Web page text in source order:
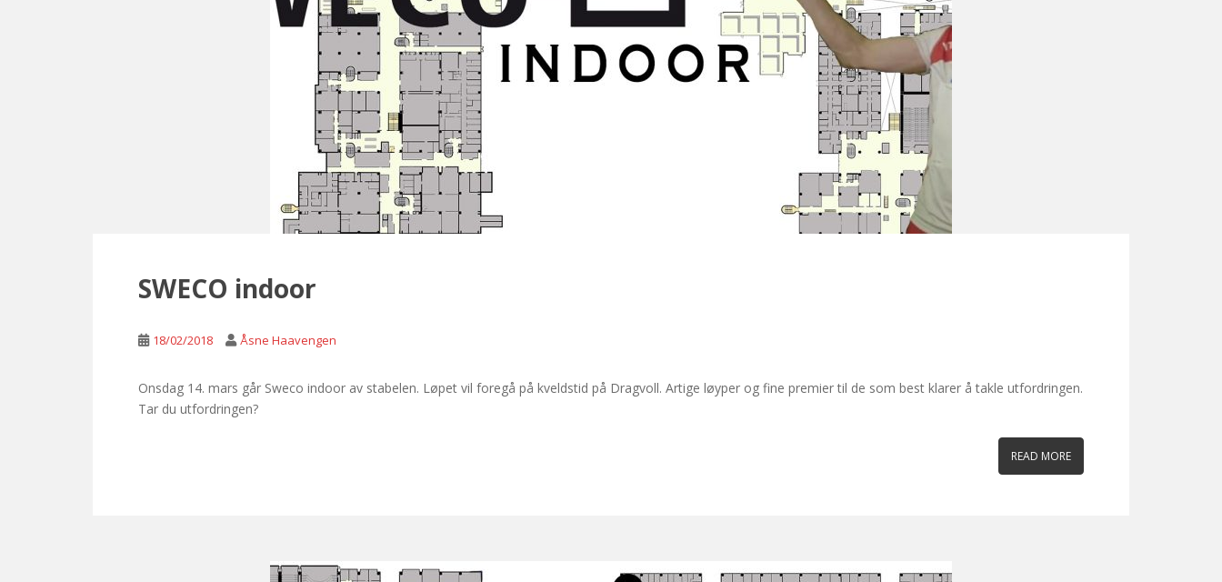
SWECO indoor
18/02/2018 Åsne Haavengen
Onsdag 14. mars går Sweco indoor av stabelen. Løpet vil foregå på kveldstid på Dragvoll. Artige løyper og fine premier til de som best klarer å takle utfordringen.
Tar du utfordringen?
READ MORE